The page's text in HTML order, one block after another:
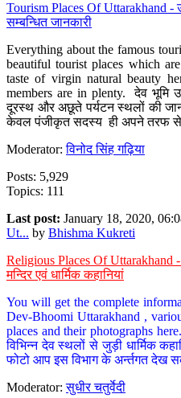
Tourism Places Of Uttarakhand -
सम्बन्धित जानकारी
Everything about the famous
beautiful tourist places which
taste of virgin natural beauty
members are in plenty. देव भूमि
दूरस्थ और अछूते पर्यटन स्थलों की
केवल पंजीकृत सदस्य ही अपने तरफ से
Moderator:विनोद सिंह गढ़िया
Posts: 5,929
Topics: 111
Last post: January 18, 2020,
Ut... by Bhishma Kukreti
Religious Places Of Uttarakhand
मन्दिर एवं धार्मिक कहानियां
You will get the complete
Dev-Bhoomi Uttarakhand ,
places and their photographs
विभिन्न देव स्थलों से जुड़ी धार्मिक
फोटो आप इस विभाग के अर्न्तगत देख
Moderator:सुधीर चतुर्वेदी